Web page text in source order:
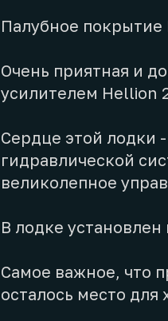
Палубное покрытие
Очень приятная и
усилителем Hellion
Сердце этой лодки
гидравлической
великолепное
В лодке
Самое важное, что
осталось место